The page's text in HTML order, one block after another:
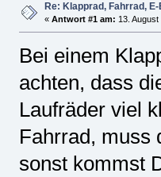
Re: Klapprad, Fahrrad,
« Antwort #1 am: 13.
Bei einem
achten, dass
Laufräder viel
Fahrrad, muss
sonst kommst